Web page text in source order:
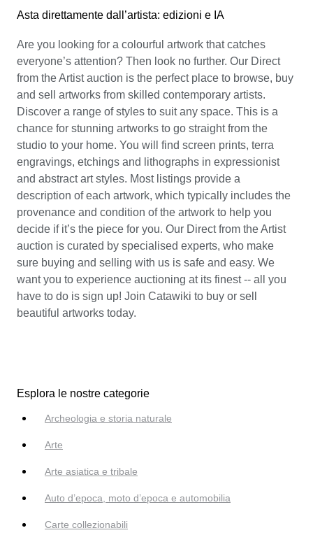
Asta direttamente dall’artista: edizioni e IA
Are you looking for a colourful artwork that catches
everyone’s attention? Then look no further. Our Direct
from the Artist auction is the perfect place to browse, buy
and sell artworks from skilled contemporary artists.
Discover a range of styles to suit any space. This is a
chance for stunning artworks to go straight from the
studio to your home. You will find screen prints, terra
engravings, etchings and lithographs in expressionist
and abstract art styles. Most listings provide a
description of each artwork, which typically includes the
provenance and condition of the artwork to help you
decide if it’s the piece for you. Our Direct from the Artist
auction is curated by specialised experts, who make
sure buying and selling with us is safe and easy. We
want you to experience auctioning at its finest -- all you
have to do is sign up! Join Catawiki to buy or sell
beautiful artworks today.
Esplora le nostre categorie
Archeologia e storia naturale
Arte
Arte asiatica e tribale
Auto d’epoca, moto d’epoca e automobilia
Carte collezionabili